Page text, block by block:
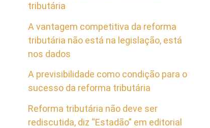
tributária
A vantagem competitiva da reforma
tributária não está na legislação, está
nos dados
A previsibilidade como condição para o
sucesso da reforma tributária
Reforma tributária não deve ser
rediscutida, diz “Estadão” em editorial